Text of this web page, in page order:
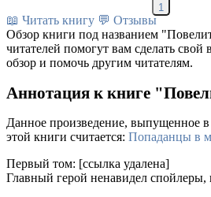
1
📖 Читать книгу 💬 Отзывы
Обзор книги под названием
читателей помогут вам сделать
обзор и помочь другим читателям.
Аннотация к книге
Данное произведение, выпущенное в
этой книги считается: Попаданцы в
Первый том: [ссылка удалена]
Главный герой ненавидел спойлеры,